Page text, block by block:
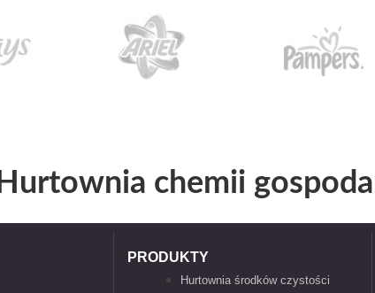
Hurtownia chemii
PRODUKTY
Hurtownia środków czystości